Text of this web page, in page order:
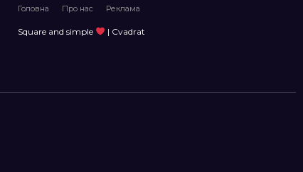
Головна Про нас Реклама
Square and simple | Cvadrat